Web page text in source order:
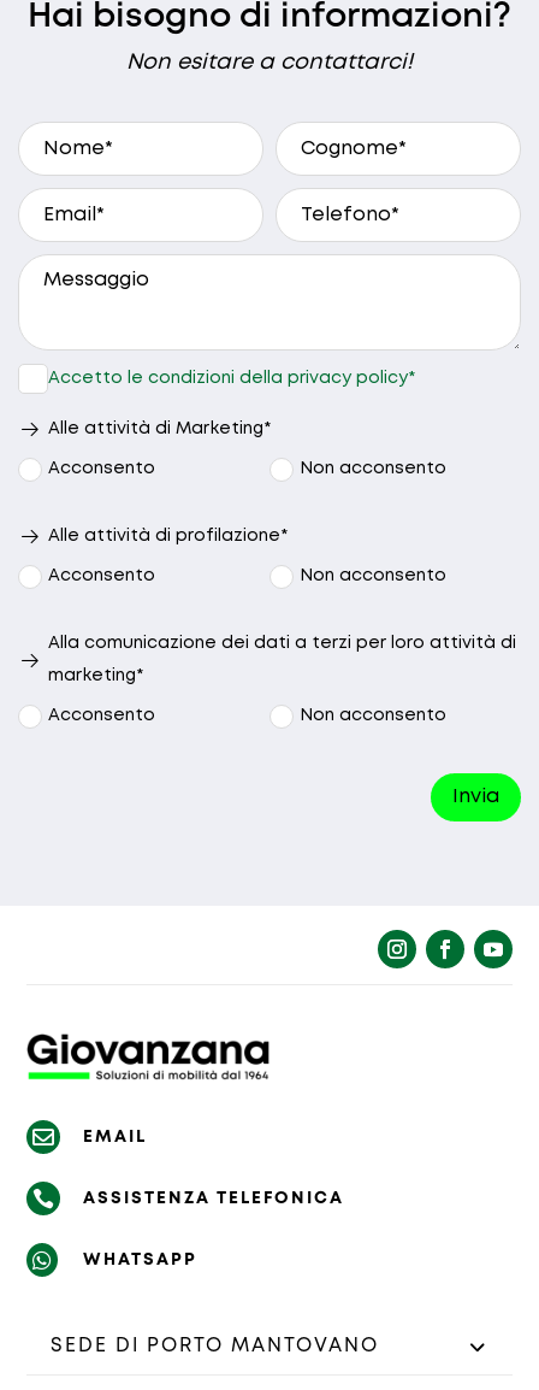
Hai bisogno di informazioni?
Non esitare a contattarci!
A che ora preferisci essere ricontattato?
Nessuna
Accetto le condizioni della privacy policy*
Alle attività di Marketing*
Acconsento Non acconsento
Alle attività di profilazione*
Acconsento Non acconsento
Alla comunicazione dei dati a terzi per loro attività di
marketing*
Acconsento Non acconsento
Richiesta inviata con successo.
La richiesta non è stata inviata, la
preghiamo di riprovare.
Invia
 EMAIL
 ASSISTENZA TELEFONICA
 WHATSAPP
SEDE DI PORTO MANTOVANO